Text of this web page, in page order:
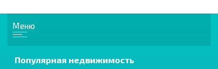
Меню
Популярная недвижимость